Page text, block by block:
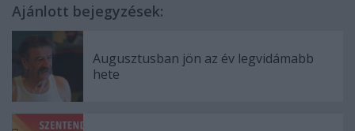
Ajánlott bejegyzések:
Augusztusban jön az év legvidámabb
hete